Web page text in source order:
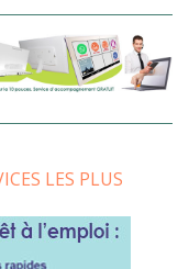
LES PLUS